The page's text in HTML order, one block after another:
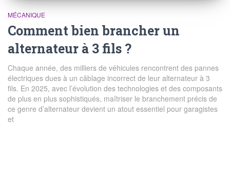
MÉCANIQUE
Comment bien brancher un
alternateur à 3 fils ?
Chaque année, des milliers de véhicules rencontrent des pannes
électriques dues à un câblage incorrect de leur alternateur à 3
fils. En 2025, avec l’évolution des technologies et des composants
de plus en plus sophistiqués, maîtriser le branchement précis de
ce genre d’alternateur devient un atout essentiel pour garagistes
et